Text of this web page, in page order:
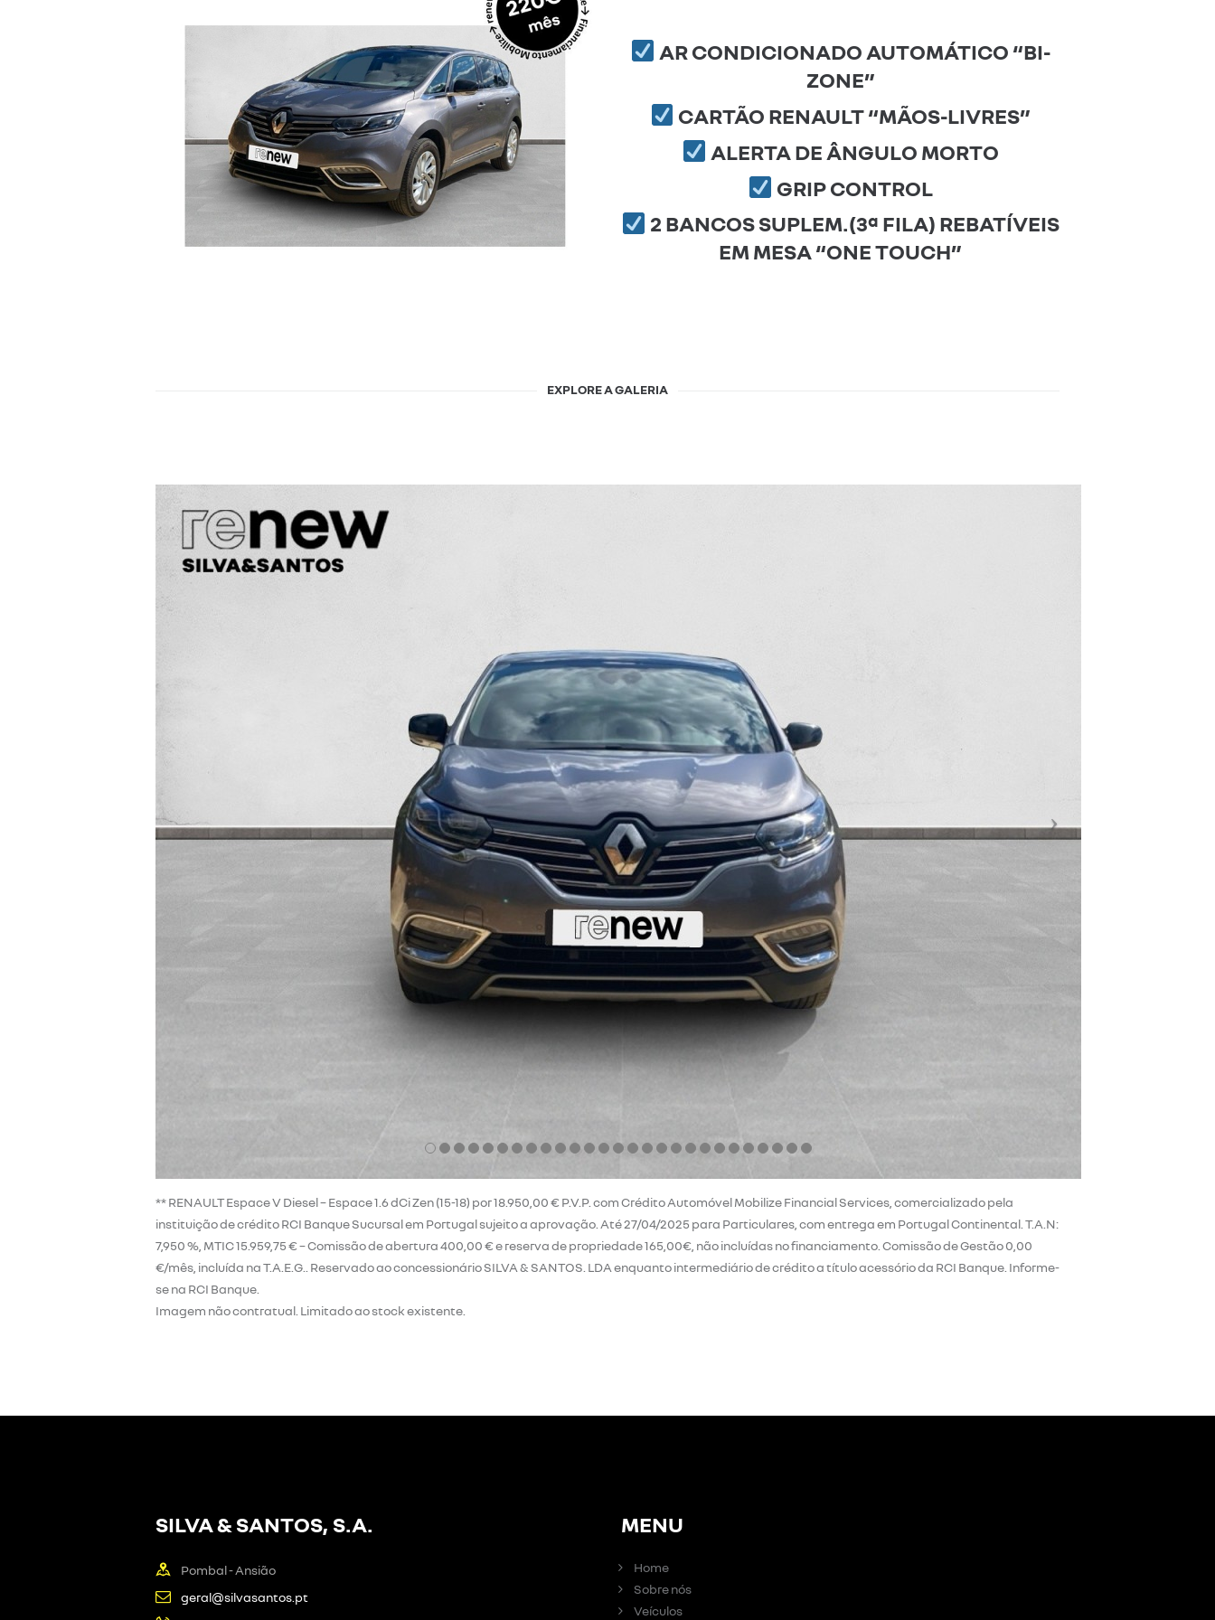
AR CONDICIONADO AUTOMÁTICO “BI-
ZONE”
CARTÃO RENAULT “MÃOS-LIVRES”
ALERTA DE ÂNGULO MORTO
GRIP CONTROL
2 BANCOS SUPLEM.(3ª FILA) REBATÍVEIS
EM MESA “ONE TOUCH”
EXPLORE A GALERIA
** RENAULT Espace V Diesel – Espace 1.6 dCi Zen (15-18) por 18.950,00 € P.V.P. com Crédito Automóvel Mobilize Financial Services, comercializado pela
instituição de crédito RCI Banque Sucursal em Portugal sujeito a aprovação. Até 27/04/2025 para Particulares, com entrega em Portugal Continental. T.A.N:
7,950 %, MTIC 15.959,75 € – Comissão de abertura 400,00 € e reserva de propriedade 165,00€, não incluídas no financiamento. Comissão de Gestão 0,00
€/mês, incluída na T.A.E.G.. Reservado ao concessionário SILVA & SANTOS. LDA enquanto intermediário de crédito a título acessório da RCI Banque. Informe-
se na RCI Banque.
Imagem não contratual. Limitado ao stock existente.
SILVA & SANTOS, S.A.
Pombal - Ansião
geral@silvasantos.pt
MENU
Home
Sobre nós
Veículos